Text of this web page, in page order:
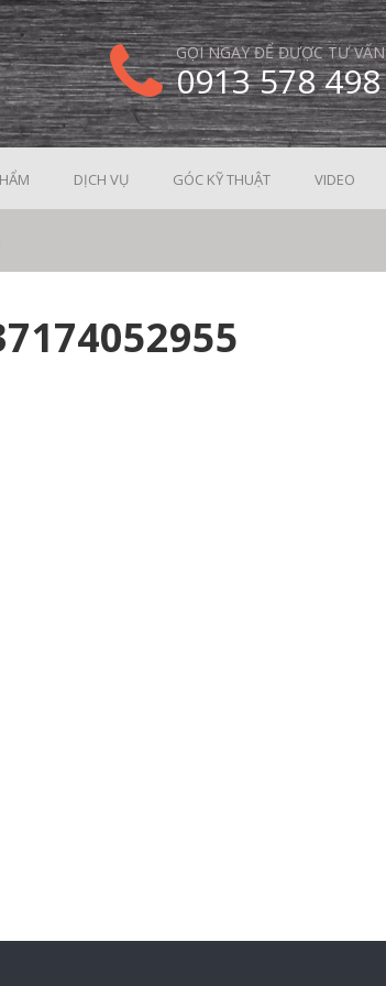
GỌI NGAY ĐỂ ĐƯỢC TƯ VẤN
0913 578 498
DỊCH VỤ GÓC KỸ THUẬT VIDEO